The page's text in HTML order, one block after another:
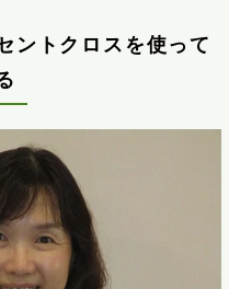
ントクロスを使って